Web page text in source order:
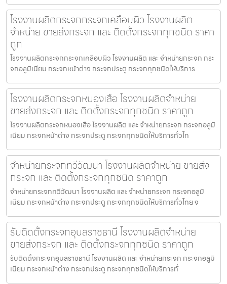
โรงงานผลิตกระจกกระจกเคลือบผิว โรงงานผลิต
จำหน่าย ขายส่งกระจก และ ติดตั้งกระจกทุกชนิด ราคา
ถูก
โรงงานผลิตกระจกกระจกเคลือบผิว โรงงานผลิต และ จำหน่ายกระจก กระ
จกอลูมิเนียม กระจกหน้าต่าง กระจกประตู กระจกทุกชนิดให้บริการ
โรงงานผลิตกระจกหนองเสือ โรงงานผลิตจำหน่าย
ขายส่งกระจก และ ติดตั้งกระจกทุกชนิด ราคาถูก
โรงงานผลิตกระจกหนองเสือ โรงงานผลิต และ จำหน่ายกระจก กระจกอลูมิ
เนียม กระจกหน้าต่าง กระจกประตู กระจกทุกชนิดให้บริการทั่วไท
จำหน่ายกระจกทวีวัฒนา โรงงานผลิตจำหน่าย ขายส่ง
กระจก และ ติดตั้งกระจกทุกชนิด ราคาถูก
จำหน่ายกระจกทวีวัฒนา โรงงานผลิต และ จำหน่ายกระจก กระจกอลูมิ
เนียม กระจกหน้าต่าง กระจกประตู กระจกทุกชนิดให้บริการทั่วไทย จ
รับติดตั้งกระจกอุบลราชธานี โรงงานผลิตจำหน่าย
ขายส่งกระจก และ ติดตั้งกระจกทุกชนิด ราคาถูก
รับติดตั้งกระจกอุบลราชธานี โรงงานผลิต และ จำหน่ายกระจก กระจกอลูมิ
เนียม กระจกหน้าต่าง กระจกประตู กระจกทุกชนิดให้บริการทั่